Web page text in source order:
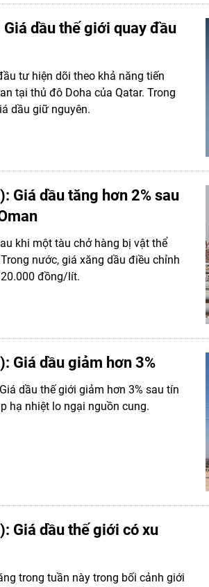
dầu thế giới quay đầu
tư hiện dõi theo khả năng tiến
tại thủ đô Doha của Qatar. Trong
dầu giữ nguyên.
Giá dầu tăng hơn 2% sau
khi một tàu chở hàng bị vật thể
nước, giá xăng dầu điều chỉnh
đồng/lít.
Giá dầu giảm hơn 3%
dầu thế giới giảm hơn 3% sau tín
hạ nhiệt lo ngại nguồn cung.
Giá dầu thế giới có xu
trong tuần này trong bối cảnh giới